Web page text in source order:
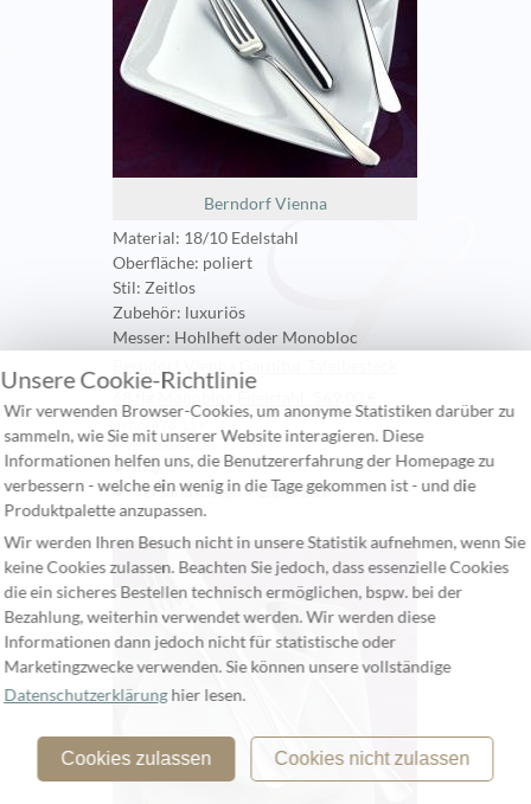
Berndorf Vienna
Material: 18/10 Edelstahl
Oberfläche: poliert
Stil: Zeitlos
Zubehör: luxuriös
Messer: Hohlheft oder Monobloc
+ Versandkosten
► in $
► Versandkosten + Lieferzeit
Unsere Cookie-Richtlinie
Wir verwenden Browser-Cookies, um anonyme Statistiken darüber zu
sammeln, wie Sie mit unserer Website interagieren. Diese
Informationen helfen uns, die Benutzererfahrung der Homepage zu
verbessern - welche ein wenig in die Tage gekommen ist - und die
Produktpalette anzupassen.
Wir werden Ihren Besuch nicht in unsere Statistik aufnehmen, wenn Sie
keine Cookies zulassen. Beachten Sie jedoch, dass essenzielle Cookies
die ein sicheres Bestellen technisch ermöglichen, bspw. bei der
Bezahlung, weiterhin verwendet werden. Wir werden diese
Informationen dann jedoch nicht für statistische oder
Marketingzwecke verwenden. Sie können unsere vollständige
Datenschutzerklärunghier lesen.
Cookies zulassen Cookies nicht zulassen